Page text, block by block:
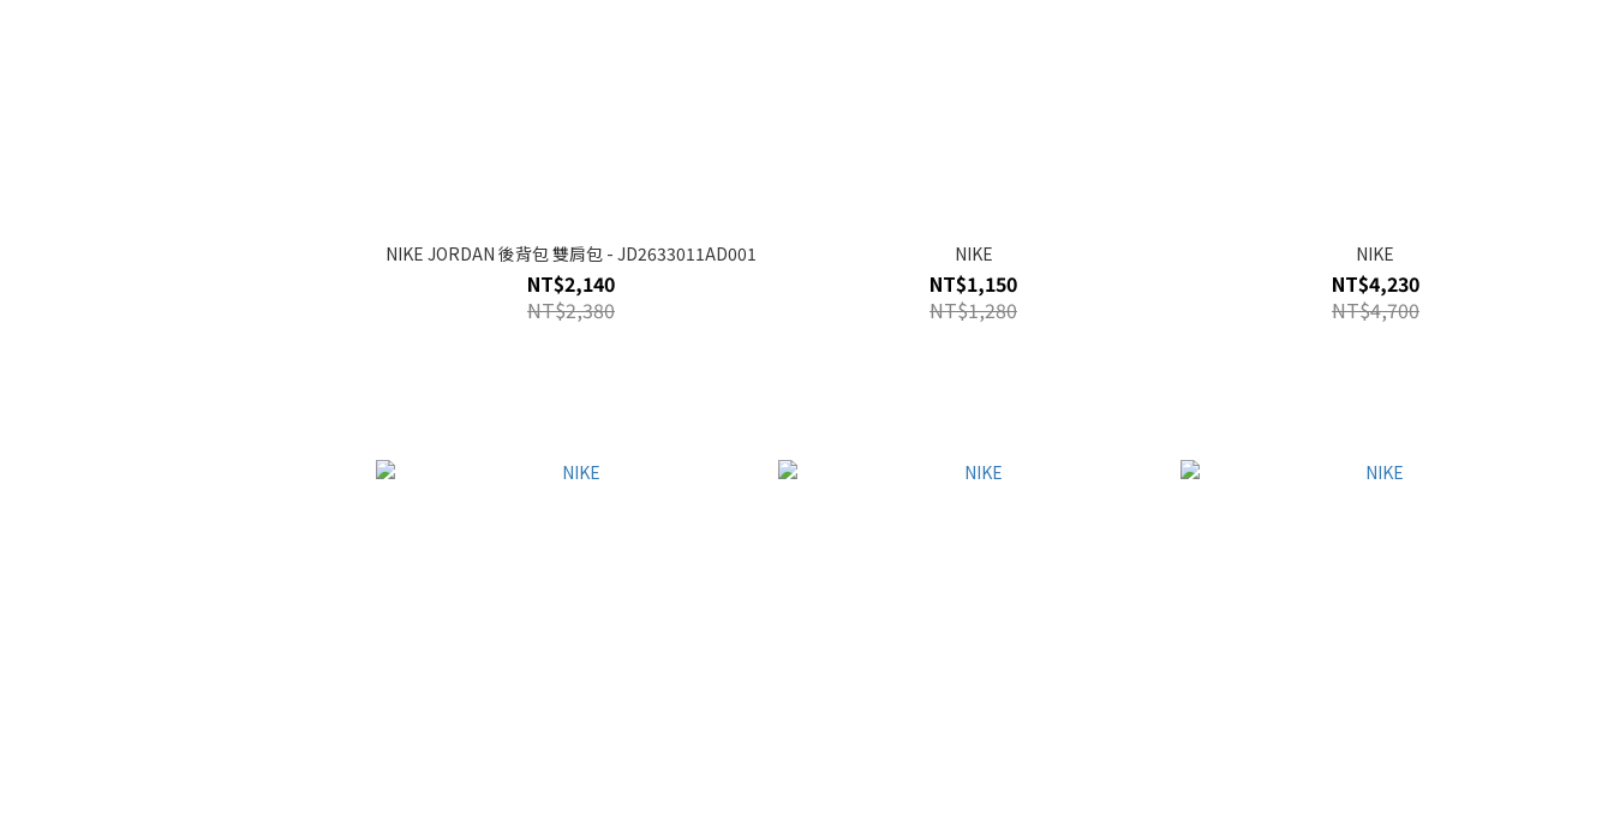
NIKE JORDAN 後背包 雙肩包 - JD2633011AD001
NT$2,140
NT$2,380
NIKE
NT$1,150
NT$1,280
NIKE
NT$4,230
NT$4,700